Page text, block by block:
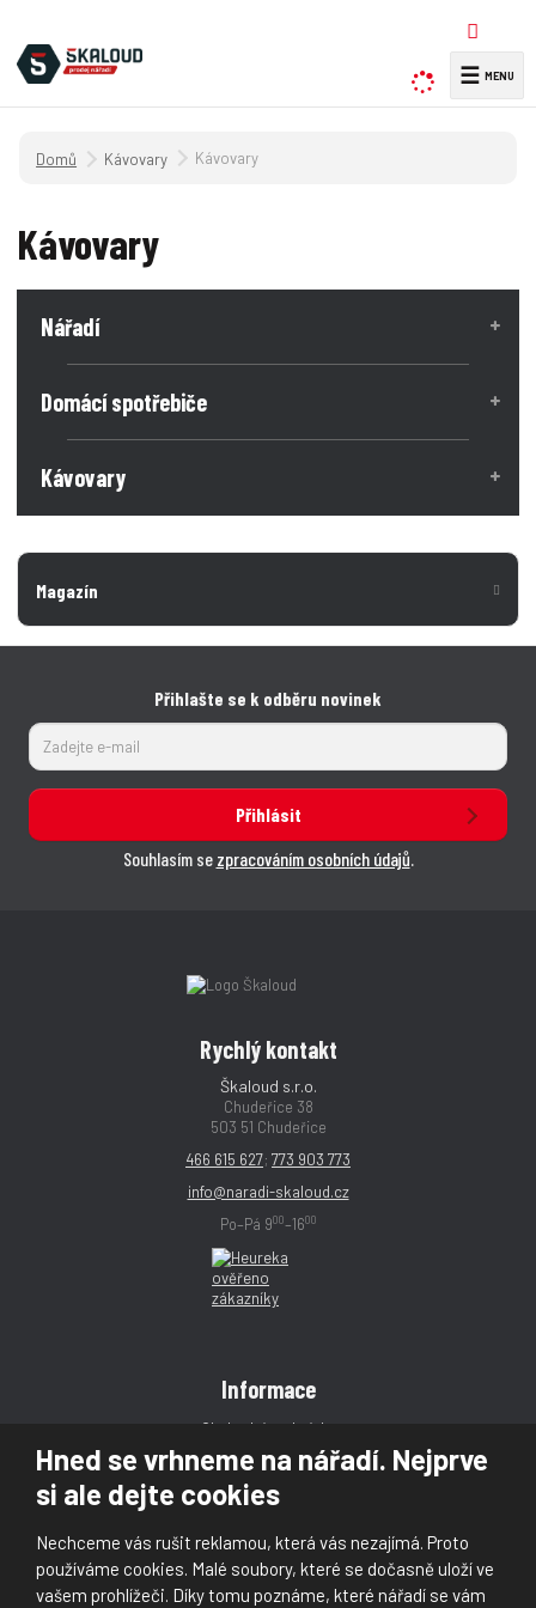
Hned se vrhneme na nářadí. Nejprve
si ale dejte cookies
Nechceme vás rušit reklamou, která vás nezajímá. Proto
používáme cookies. Malé soubory, které se dočasně uloží ve
vašem prohlížeči. Díky tomu poznáme, které nářadí se vám
y
☰
Úvodní strana
Kávovary Kávovary
Kávovary
Nářadí
Domácí spotřebiče
Kávovary
Magazín
Přihlašte se k odběru novinek
Přihlásit
Souhlasím se zpracováním osobních údajů.
Rychlý kontakt
Škaloud s.r.o.
Chudeřice 38
503 51 Chudeřice
466 615 627; 773 903 773
info@naradi-skaloud.cz
Po–Pá 900–1600
Informace
Obchodní podmínky
Reklamace
Magazín
Kontakt